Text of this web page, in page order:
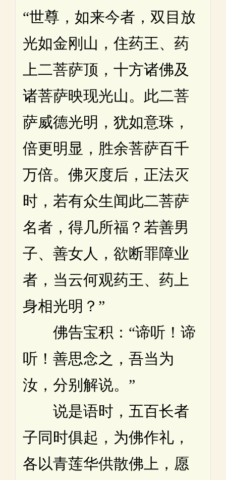
“世尊，如来今者，双目放
光如金刚山，住药王、药
上二菩萨顶，十方诸佛及
诸菩萨映现光山。此二菩
萨威德光明，犹如意珠，
倍更明显，胜余菩萨百千
万倍。佛灭度后，正法灭
时，若有众生闻此二菩萨
名者，得几所福？若善男
子、善女人，欲断罪障业
者，当云何观药王、药上
身相光明？”
佛告宝积：“谛听！谛
听！善思念之，吾当为
汝，分别解说。”
说是语时，五百长者
子同时俱起，为佛作礼，
各以青莲华供散佛上，愿